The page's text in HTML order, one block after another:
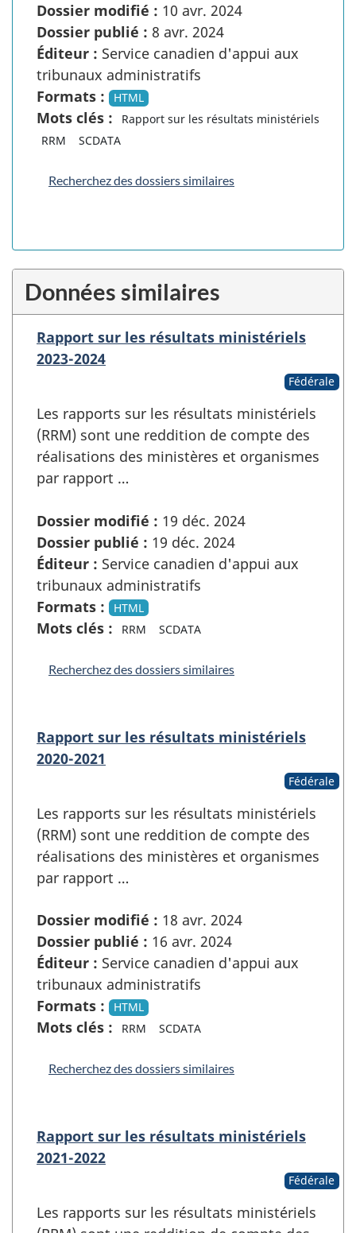
Dossier modifié : 10 avr. 2024
Dossier publié : 8 avr. 2024
Éditeur : Service canadien d'appui aux
tribunaux administratifs
Formats :
HTML
Mots clés :
Rapport sur les résultats ministériels
RRM
SCDATA
Recherchez des dossiers similaires
Données similaires
Rapport sur les résultats ministériels
2023-2024
Fédérale
Les rapports sur les résultats ministériels
(RRM) sont une reddition de compte des
réalisations des ministères et organismes
par rapport …
Dossier modifié : 19 déc. 2024
Dossier publié : 19 déc. 2024
Éditeur : Service canadien d'appui aux
tribunaux administratifs
Formats :
HTML
Mots clés : RRM SCDATA
Recherchez des dossiers similaires
Rapport sur les résultats ministériels
2020-2021
Fédérale
Les rapports sur les résultats ministériels
(RRM) sont une reddition de compte des
réalisations des ministères et organismes
par rapport …
Dossier modifié : 18 avr. 2024
Dossier publié : 16 avr. 2024
Éditeur : Service canadien d'appui aux
tribunaux administratifs
Formats :
HTML
Mots clés : RRM SCDATA
Recherchez des dossiers similaires
Rapport sur les résultats ministériels
2021-2022
Fédérale
Les rapports sur les résultats ministériels